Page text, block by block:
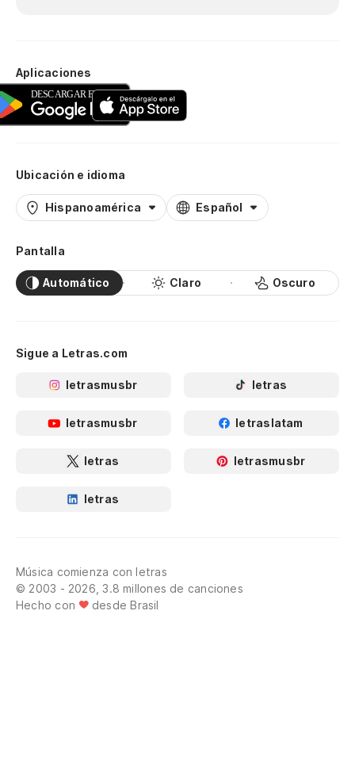
Aplicaciones
Ubicación e idioma
Hispanoamérica Español
Pantalla
Automático Claro Oscuro
Sigue a Letras.com
letrasmusbr letras
letrasmusbr letraslatam
letras letrasmusbr
letras
Música comienza con letras
© 2003 - 2026, 3.8 millones de canciones
Hecho con
desde Brasil